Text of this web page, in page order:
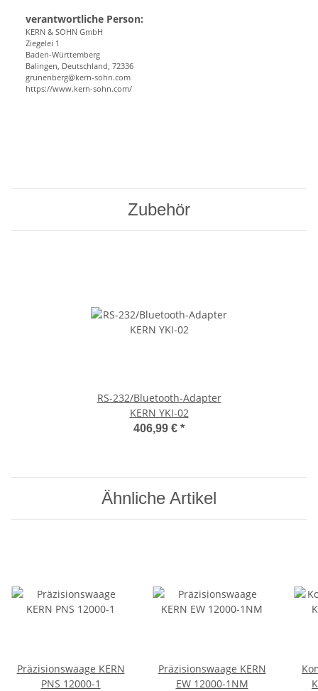
verantwortliche Person:
KERN & SOHN GmbH
Ziegelei 1
Baden-Württemberg
Balingen, Deutschland, 72336
grunenberg@kern-sohn.com
https://www.kern-sohn.com/
Zubehör
RS-232/Bluetooth-Adapter
KERN YKI-02
406,99 € *
Ähnliche Artikel
Präzisionswaage KERN
PNS 12000-1
Präzisionswaage KERN
EW 12000-1NM